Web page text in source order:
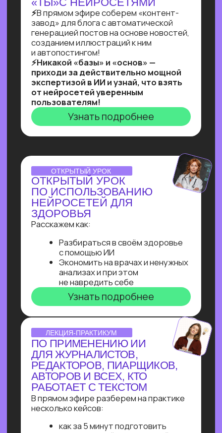
ОNLINE-ПРАКТИКУМ
ПО СОЗДАНИЮ ИИ-
АДМИНИСТРАТОРА
Собираем многофункционального ИИ-
администратора для салона красоты
за 60 минут!
Ты увидишь, как и с помощью чего
реализовывать такие решения,
и узнаешь, как найти 10+ заказчиков
на них даже без опыта работы!
Узнать подробнее
Узнайте, как освоить классическое
программирование и востребованные
методы разработкив 2−4 раза быстрее
с помощью нейросетей и no-соde
инструментов!
Нейросети 28
IT-профессии 16
Для детей 8
Естественный интеллект 1
Высшее образование 2
Промпт-инжиниринг
Чат-боты
Вайб-кодинг